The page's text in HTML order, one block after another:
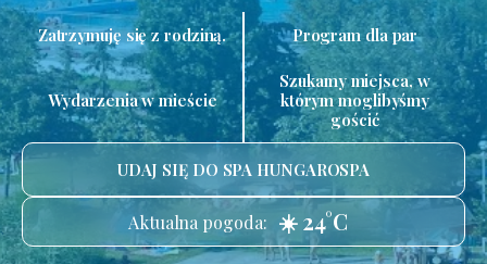
Zatrzymuję się z rodziną. Program dla par
Wydarzenia w mieście
Szukamy miejsca, w
którym moglibyśmy
gościć
UDAJ SIĘ DO SPA HUNGAROSPA
Aktualna pogoda: ☀️ 24°C